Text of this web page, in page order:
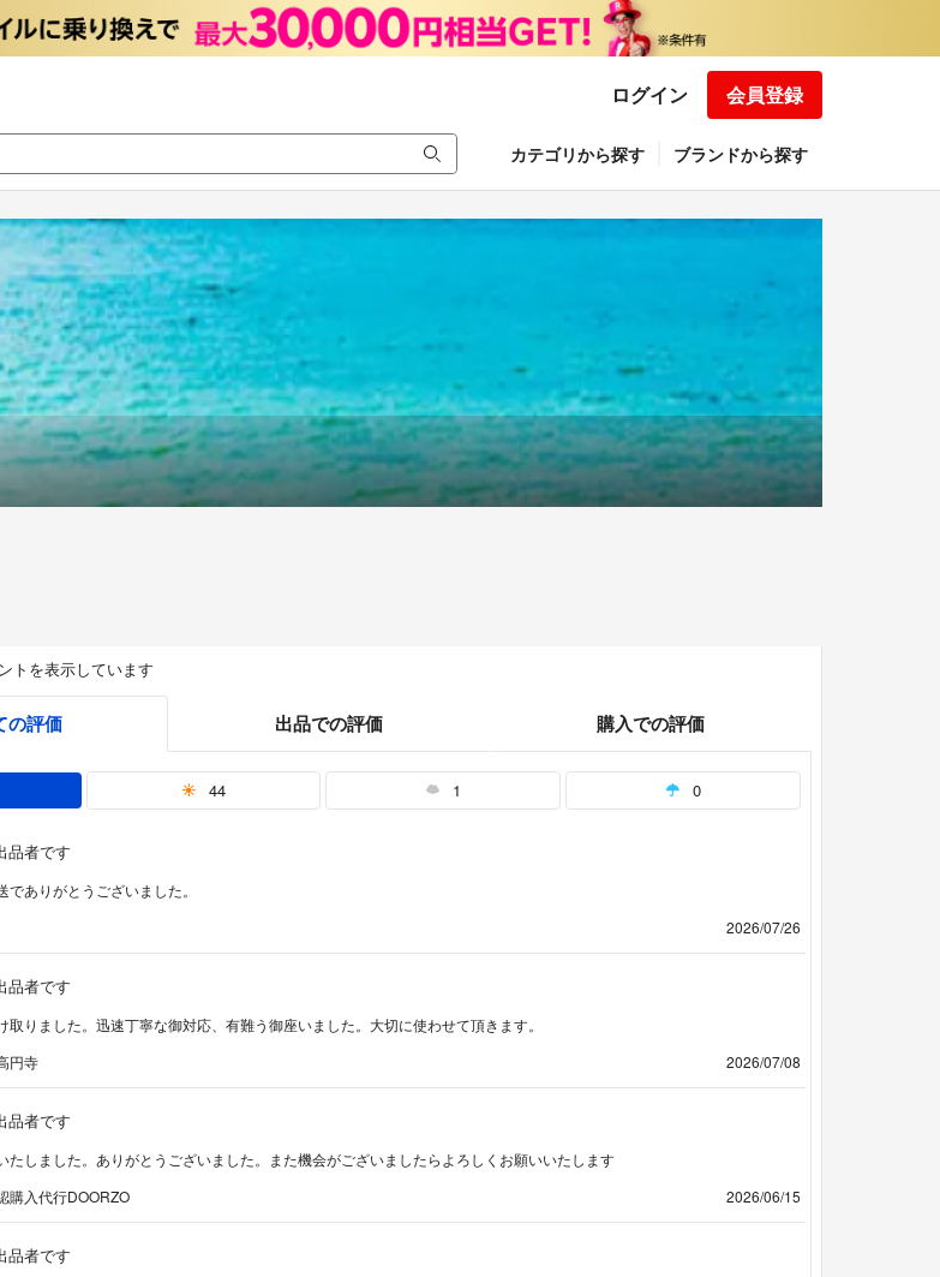
ログイン 会員登録
カテゴリから探す ブランドから探す
トを表示しています
の評価 出品での評価 購入での評価
44 1 0
品者です
でありがとうございました。
2026/07/26
品者です
取りました。迅速丁寧な御対応、有難う御座いました。大切に使わせて頂きます。
円寺
2026/07/08
品者です
たしました。ありがとうございました。また機会がございましたらよろしくお願いいたします
購入代行DOORZO
2026/06/15
品者です